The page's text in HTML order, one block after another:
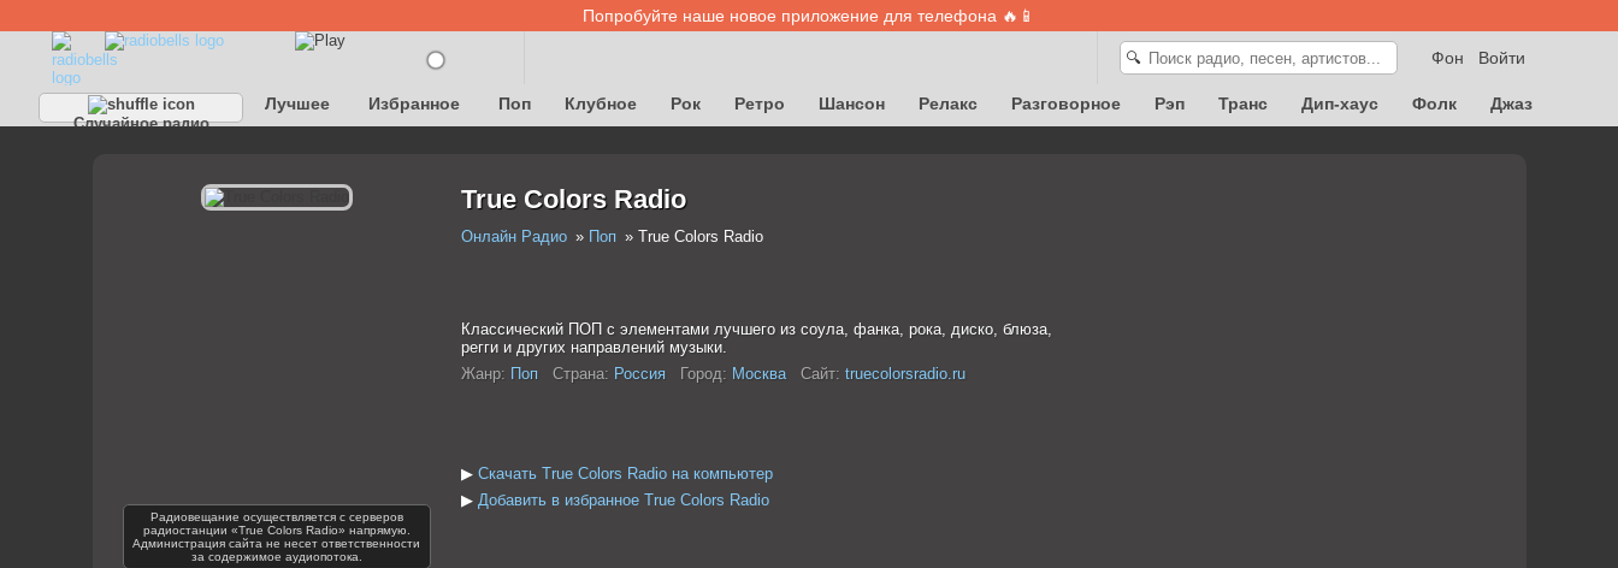
Попробуйте наше новое приложение для телефона 🔥📱
Войти
Фон
🔍
Случайное радио
Лучшее Избранное Поп Клубное Рок Ретро Шансон Релакс Разговорное Рэп Транс Дип-хаус Фолк
Джаз
Радиовещание осуществляется с серверов
радиостанции «True Colors Radio» напрямую.
Администрация сайта не несет ответственности
за содержимое аудиопотока.
True Colors Radio
Онлайн Радио Поп True Colors Radio
Классический ПОП с элементами лучшего из соула, фанка, рока, диско, блюза,
регги и других направлений музыки.
Жанр: Поп Страна: Россия Город: Москва Сайт: truecolorsradio.ru
▶ Скачать True Colors Radio на компьютер
▶ Добавить в избранное True Colors Radio